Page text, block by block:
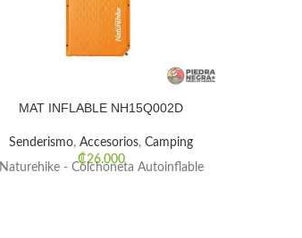
MAT INFLABLE NH15Q002D
Senderismo, Accesorios, Camping
₡26.000
Naturehike - Colchoneta Autoinflable